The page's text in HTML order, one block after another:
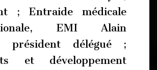
; Entraide médicale
EMI Alain
président délégué ;
et développement